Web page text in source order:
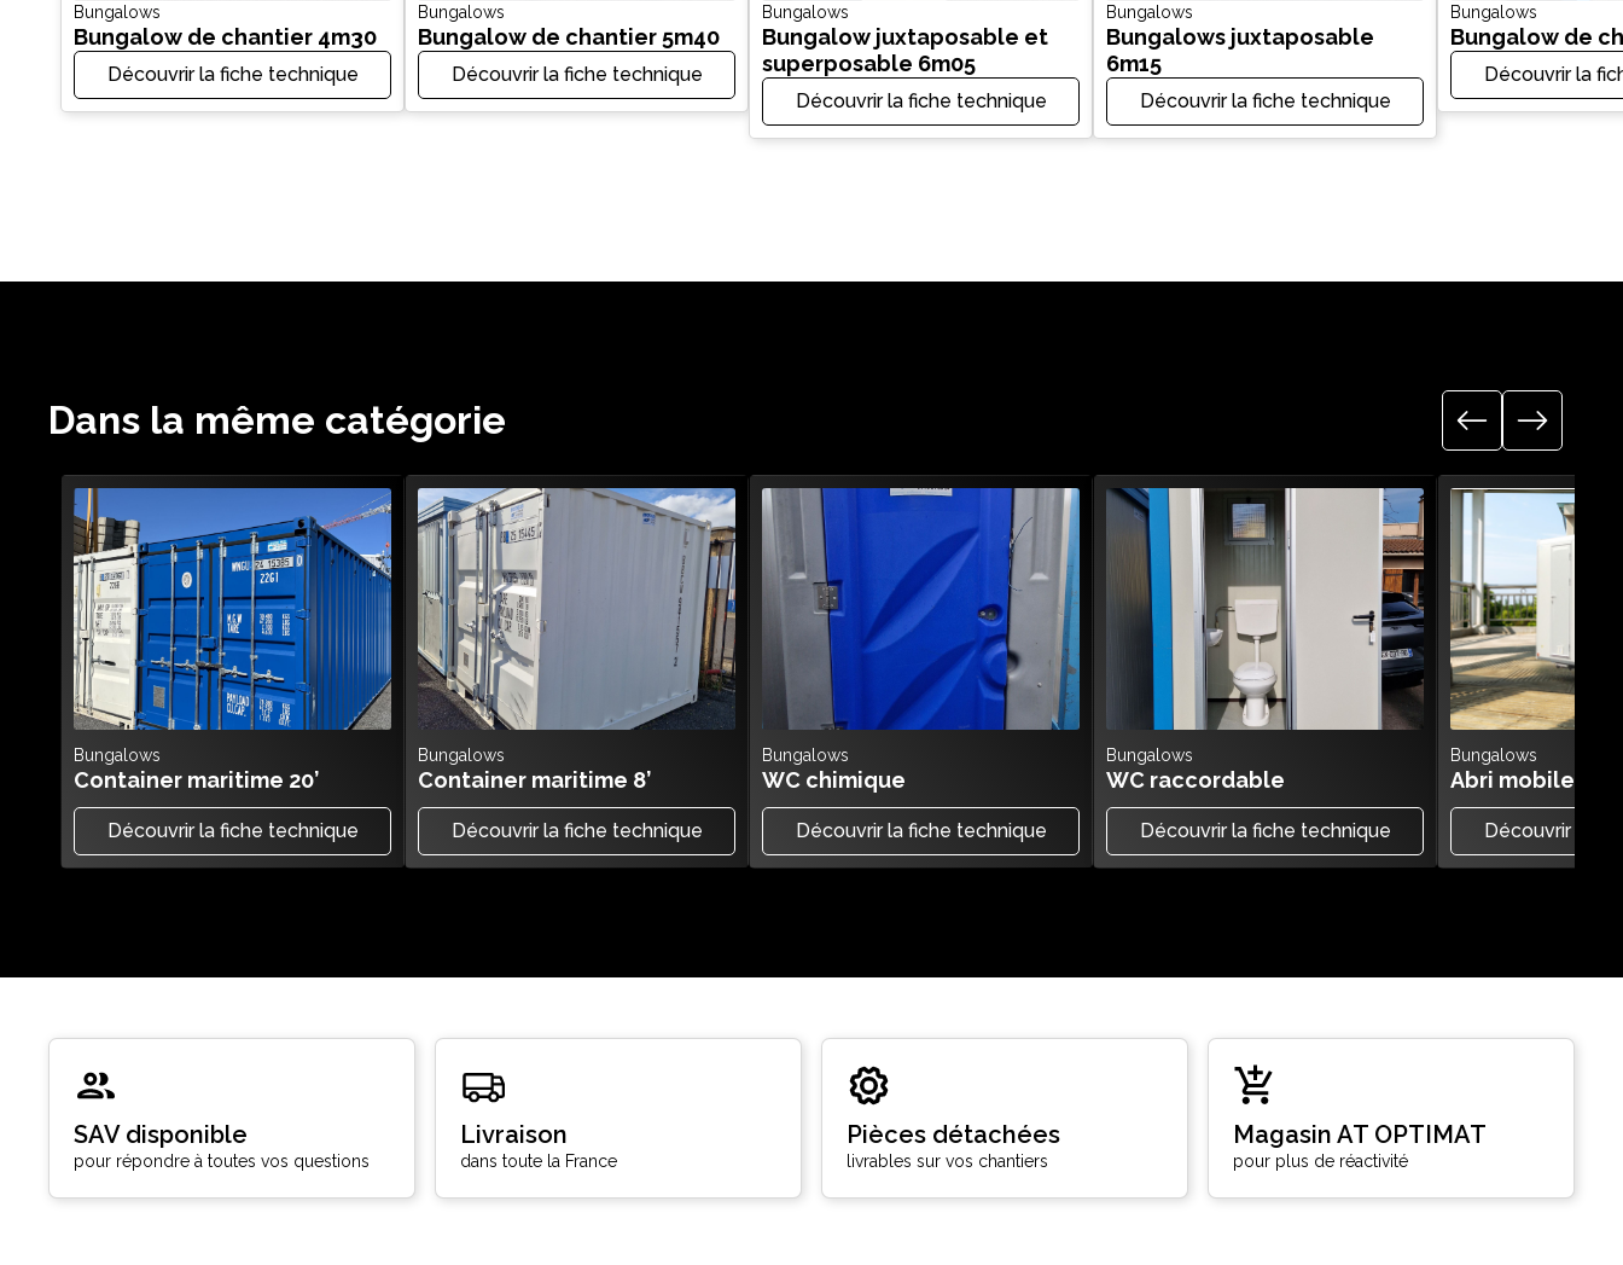
Bungalows
Bungalow de chantier 4m30
Découvrir la fiche technique
Bungalows
Bungalow de chantier 5m40
Découvrir la fiche technique
Bungalows
Bungalow juxtaposable et
superposable 6m05
Découvrir la fiche technique
Bungalows
Bungalows juxtaposable
6m15
Découvrir la fiche technique
Bungalows
Bungalow de
Découvrir la
Dans la même catégorie
Bungalows
Container maritime 20’
Découvrir la fiche technique
Bungalows
Container maritime 8’
Découvrir la fiche technique
Bungalows
WC chimique
Découvrir la fiche technique
Bungalows
WC raccordable
Découvrir la fiche technique
Bungalows
Abri mobile
Découvrir la
SAV disponible
pour répondre à toutes vos questions
Livraison
dans toute la France
Pièces détachées
livrables sur vos chantiers
Magasin AT OPTIMAT
pour plus de réactivité